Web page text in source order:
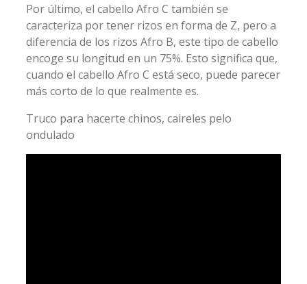
Por último, el cabello Afro C también se
caracteriza por tener rizos en forma de Z, pero a
diferencia de los rizos Afro B, este tipo de cabello
encoge su longitud en un 75%. Esto significa que,
cuando el cabello Afro C está seco, puede parecer
más corto de lo que realmente es.
Truco para hacerte chinos, caireles pelo
ondulado